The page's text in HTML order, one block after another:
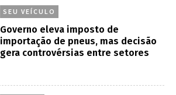
SEU VEÍCULO
Governo eleva imposto de
importação de pneus, mas decisão
gera controvérsias entre setores